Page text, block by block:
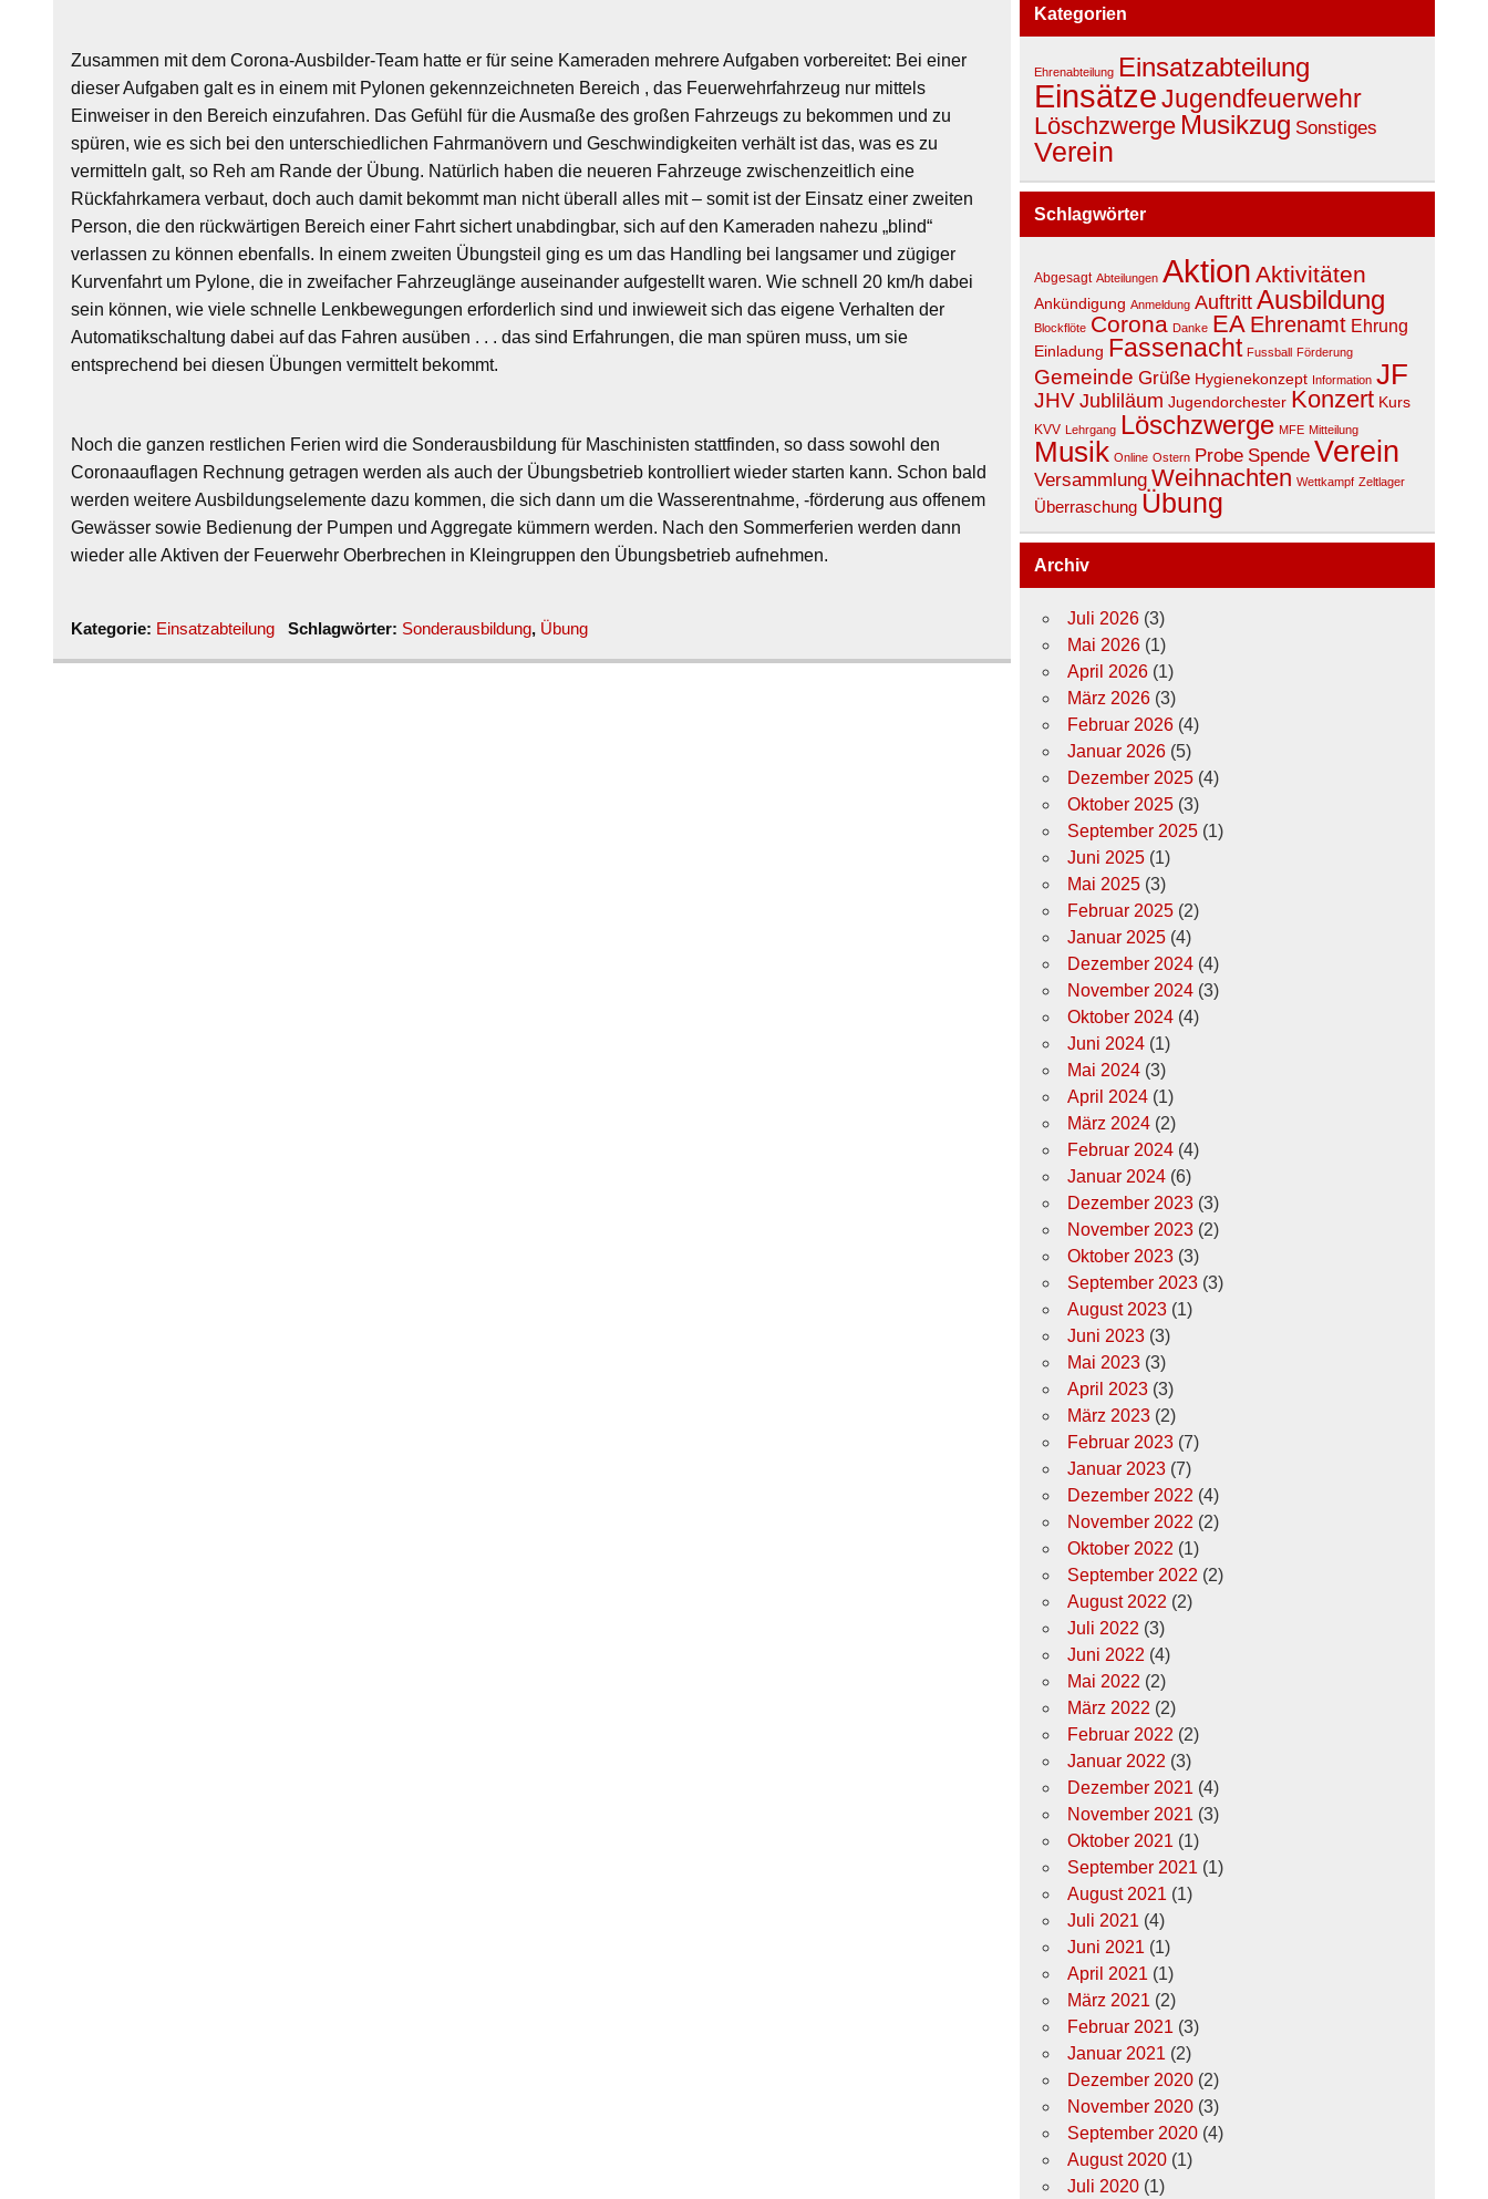
Zusammen mit dem Corona-Ausbilder-Team hatte er für seine Kameraden mehrere Aufgaben vorbereitet: Bei einer
dieser Aufgaben galt es in einem mit Pylonen gekennzeichneten Bereich , das Feuerwehrfahrzeug nur mittels
Einweiser in den Bereich einzufahren. Das Gefühl für die Ausmaße des großen Fahrzeugs zu bekommen und zu
spüren, wie es sich bei den unterschiedlichen Fahrmanövern und Geschwindigkeiten verhält ist das, was es zu
vermitteln galt, so Reh am Rande der Übung. Natürlich haben die neueren Fahrzeuge zwischenzeitlich eine
Rückfahrkamera verbaut, doch auch damit bekommt man nicht überall alles mit – somit ist der Einsatz einer zweiten
Person, die den rückwärtigen Bereich einer Fahrt sichert unabdingbar, sich auf den Kameraden nahezu „blind“
verlassen zu können ebenfalls. In einem zweiten Übungsteil ging es um das Handling bei langsamer und zügiger
Kurvenfahrt um Pylone, die in zweifacher Fahrzeuglänge auseinander aufgestellt waren. Wie schnell 20 km/h dabei
sein können, wie viele schnelle Lenkbewegungen erforderlich sind und inwieweit sich das eigene Verhalten der
Automatikschaltung dabei auf das Fahren ausüben . . . das sind Erfahrungen, die man spüren muss, um sie
entsprechend bei diesen Übungen vermittelt bekommt.
Noch die ganzen restlichen Ferien wird die Sonderausbildung für Maschinisten stattfinden, so dass sowohl den
Coronaauflagen Rechnung getragen werden als auch der Übungsbetrieb kontrolliert wieder starten kann. Schon bald
werden weitere Ausbildungselemente dazu kommen, die sich dann um die Wasserentnahme, -förderung aus offenem
Gewässer sowie Bedienung der Pumpen und Aggregate kümmern werden. Nach den Sommerferien werden dann
wieder alle Aktiven der Feuerwehr Oberbrechen in Kleingruppen den Übungsbetrieb aufnehmen.
Kategorie: Einsatzabteilung Schlagwörter: Sonderausbildung, Übung
Kategorien
Ehrenabteilung Einsatzabteilung
Einsätze Jugendfeuerwehr
Löschzwerge Musikzug Sonstiges
Verein
Schlagwörter
Abgesagt Abteilungen Aktion Aktivitäten
Ankündigung Anmeldung Auftritt Ausbildung
Blockflöte Corona Danke EA Ehrenamt Ehrung
Einladung Fassenacht Fussball Förderung
Gemeinde Grüße Hygienekonzept Information JF
JHV Jubliläum Jugendorchester Konzert Kurs
KVV Lehrgang Löschzwerge MFE Mitteilung
Musik Online Ostern Probe Spende Verein
Versammlung Weihnachten Wettkampf Zeltlager
Überraschung Übung
Archiv
Juli 2026 (3)
Mai 2026 (1)
April 2026 (1)
März 2026 (3)
Februar 2026 (4)
Januar 2026 (5)
Dezember 2025 (4)
Oktober 2025 (3)
September 2025 (1)
Juni 2025 (1)
Mai 2025 (3)
Februar 2025 (2)
Januar 2025 (4)
Dezember 2024 (4)
November 2024 (3)
Oktober 2024 (4)
Juni 2024 (1)
Mai 2024 (3)
April 2024 (1)
März 2024 (2)
Februar 2024 (4)
Januar 2024 (6)
Dezember 2023 (3)
November 2023 (2)
Oktober 2023 (3)
September 2023 (3)
August 2023 (1)
Juni 2023 (3)
Mai 2023 (3)
April 2023 (3)
März 2023 (2)
Februar 2023 (7)
Januar 2023 (7)
Dezember 2022 (4)
November 2022 (2)
Oktober 2022 (1)
September 2022 (2)
August 2022 (2)
Juli 2022 (3)
Juni 2022 (4)
Mai 2022 (2)
März 2022 (2)
Februar 2022 (2)
Januar 2022 (3)
Dezember 2021 (4)
November 2021 (3)
Oktober 2021 (1)
September 2021 (1)
August 2021 (1)
Juli 2021 (4)
Juni 2021 (1)
April 2021 (1)
März 2021 (2)
Februar 2021 (3)
Januar 2021 (2)
Dezember 2020 (2)
November 2020 (3)
September 2020 (4)
August 2020 (1)
Juli 2020 (1)